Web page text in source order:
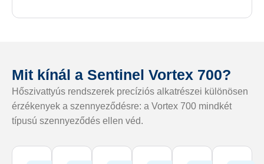
Mit kínál a Sentinel Vortex 700?
Hőszivattyús rendszerek precíziós alkatrészei különösen
érzékenyek a szennyeződésre: a Vortex 700 mindkét
típusú szennyeződés ellen véd.